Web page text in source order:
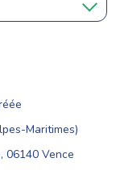
Maritimes)
06140 Vence